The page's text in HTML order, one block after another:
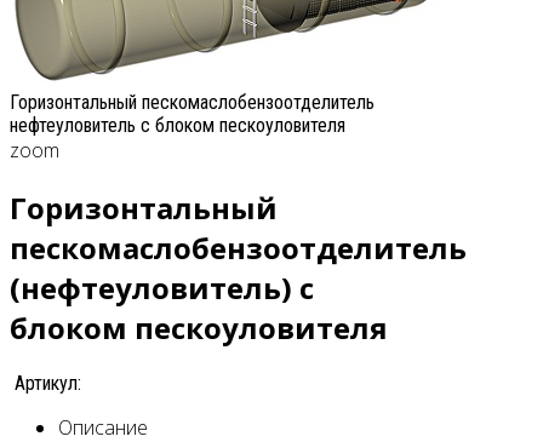
Горизонтальный пескомаслобензоотделитель
нефтеуловитель с блоком пескоуловителя
zoom
Горизонтальный
пескомаслобензоотделитель
(нефтеуловитель) с
блоком пескоуловителя
Артикул:
Описание